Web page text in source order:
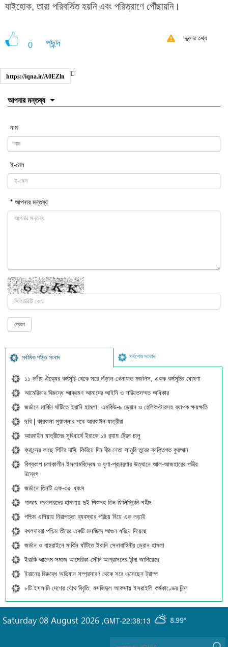
যাইহোক, তারা পরিবর্তিত হয়নি এবং পরিত্রাণে পৌঁছায়নি।
0 পছন্দ ভুলের তথ্য
https://iqna.ir/A0EZln
আপনার মন্তব্য
নাম
ই-মেল
* আপনার মন্তব্য
সর্বাধিক পঠিত সংবাদ সর্বশেষ সংবাদ
১১ দলীয় ঐক্যের কর্মসূচি থেকে সরে দাঁড়াল খেলাফত মজলিস, একক কর্মসূচির ঘোষণা
আমেরিকার বিরুদ্ধে আক্রমণ আমাদের আইনি ও শরিয়তসম্মত অধিকার
জর্ডানে মার্কিন ঘাঁটিতে ইরানি হামলা: এমকিউ-৯ ড্রোন ও হেলিকপ্টারসহ ব্যাপক ক্ষয়ক্ষতি
ছবি | কারবালা মুয়াল্লার পথে আরবাঈন যাত্রীরা
আরবাইন যাত্রীদের সুবিধার্থে ইরাকে ১৪ র‍্যাম ট্রেন চালু
ফ্রান্সের কাছে গিনির দাবি: ফিরিয়ে দিন বীর নেতা সামুরি তুরের ব্যক্তিগত কুরআন
বিশ্বকাপ চলাকালীন ইসলামবিদ্বেষ ও ঘৃণা-প্রচারণার উত্থানে আল-আজহারের গভীর
উদ্বেগ
জর্ডানে তিনটি এফ-৩৫ ধ্বংস
গাজায় দখলদারদের হামলায় দুই শিশুসহ তিন ফিলিস্তিনি শহীদ
পশ্চিম এশিয়ায় নিরাপত্তা ব্যবস্থার পরিচয় নিয়ে এক লড়াই
দখলদাররা পশ্চিম তীরের একটি মসজিদে আগুন ধরিয়ে দিয়েছে
জর্ডান ও বাহরাইনে মার্কিন ঘাঁটিতে ইরানি সেনাবাহিনীর ড্রোন হামলা
ইরাকি আলেম সমাজ আমেরিকা-সৌদি আগ্রাসনের নিন্দা জানিয়েছে
ইরানের বিরুদ্ধে অভিযান সম্প্রসারণ থেকে সরে এসেছেন ট্রাম্প
৮টি ইসলামি দেশের যৌথ বিবৃতি: মসজিদুল আকসায় ইসরাইলি কর্মকাণ্ডের নিন্দা
GMT-22:38:13 8.99°
Saturday 08 August 2026 ,